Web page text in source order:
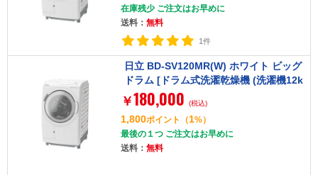
在庫残少 ご注文はお早めに
送料： 無料
1件
日立 BD-SV120MR(W) ホワイト ビッグ
ドラム [ドラム式洗濯乾燥機 (洗濯機12k
g/乾燥機6kg) 右開き]
￥180,000 (税込)
1,800ポイント （1%）
最後の１つ ご注文はお早めに
送料： 無料